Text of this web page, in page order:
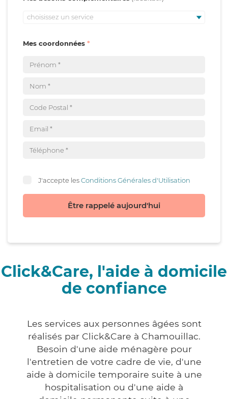
choisissez un service
Mes coordonnées
J'accepte lesConditions Générales d'Utilisation
Être rappelé aujourd'hui
Click&Care, l'aide à domicile
de confiance
Les services aux personnes âgées sont
réalisés par Click&Care à Chamouillac.
Besoin d'une aide ménagère pour
l'entretien de votre cadre de vie, d'une
aide à domicile temporaire suite à une
hospitalisation ou d'une aide à